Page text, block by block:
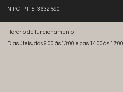
NIPC: PT 513 632 590
Horário de funcionamento:
Dias úteis, das 9:00 às 13:00 e das 14:00 às 17:00